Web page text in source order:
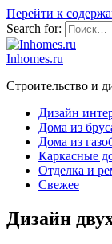
Перейти к
Search for:
Inhomes.ru
Строительство и
Дизайн
Дома из
Дома из
Каркасные
Отделка и
Свежее
Дизайн